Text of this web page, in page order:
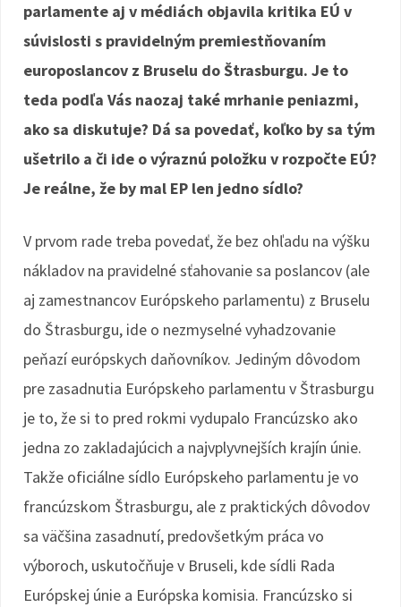
parlamente aj v médiách objavila kritika EÚ v
súvislosti s pravidelným premiestňovaním
europoslancov z Bruselu do Štrasburgu. Je to
teda podľa Vás naozaj také mrhanie peniazmi,
ako sa diskutuje? Dá sa povedať, koľko by sa tým
ušetrilo a či ide o výraznú položku v rozpočte EÚ?
Je reálne, že by mal EP len jedno sídlo?
V prvom rade treba povedať, že bez ohľadu na výšku
nákladov na pravidelné sťahovanie sa poslancov (ale
aj zamestnancov Európskeho parlamentu) z Bruselu
do Štrasburgu, ide o nezmyselné vyhadzovanie
peňazí európskych daňovníkov. Jediným dôvodom
pre zasadnutia Európskeho parlamentu v Štrasburgu
je to, že si to pred rokmi vydupalo Francúzsko ako
jedna zo zakladajúcich a najvplyvnejších krajín únie.
Takže oficiálne sídlo Európskeho parlamentu je vo
francúzskom Štrasburgu, ale z praktických dôvodov
sa väčšina zasadnutí, predovšetkým práca vo
výboroch, uskutočňuje v Bruseli, kde sídli Rada
Európskej únie a Európska komisia. Francúzsko si